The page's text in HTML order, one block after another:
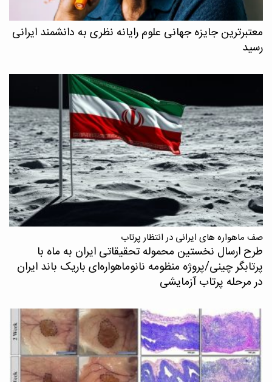
معتبرترین جایزه جهانی علوم رایانه نظری به دانشمند ایرانی
رسید
صف ماهواره های ایرانی در انتظار پرتاب
طرح ارسال نخستین محموله تحقیقاتی ایران به ماه با
پرتابگر چینی/پروژه منظومه نانوماهواره‌ای باریک باند ایران
در مرحله پرتاب آزمایشی